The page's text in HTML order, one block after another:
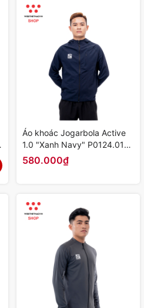
Áo khoác Jogarbola Active
1.0 "Xanh Navy" P0124.01-
02 - Hàng Chính Hãng
580.000₫